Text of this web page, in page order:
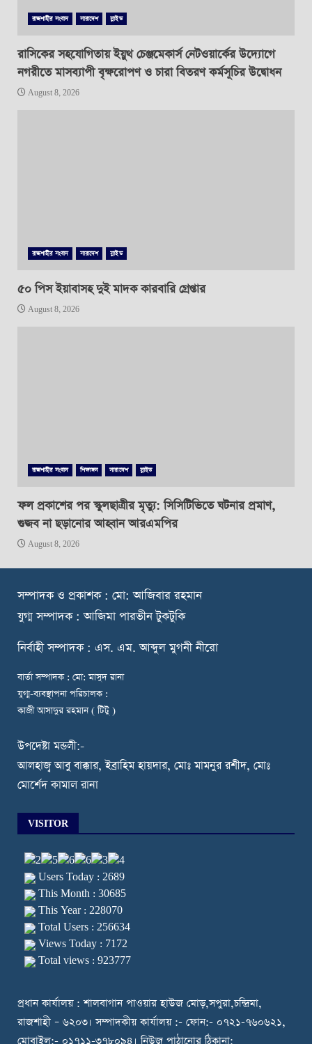
রাজশাহীর সংবাদ সারাদেশ স্লাইড
রাসিকের সহযোগিতায় ইয়ুথ চেঞ্জমেকার্স নেটওয়ার্কের উদ্যোগে
নগরীতে মাসব্যাপী বৃক্ষরোপণ ও চারা বিতরণ কর্মসূচির উদ্বোধন
August 8, 2026
রাজশাহীর সংবাদ সারাদেশ স্লাইড
৫০ পিস ইয়াবাসহ দুই মাদক কারবারি গ্রেপ্তার
August 8, 2026
রাজশাহীর সংবাদ শিক্ষাঙ্গন সারাদেশ স্লাইড
ফল প্রকাশের পর স্কুলছাত্রীর মৃত্যু: সিসিটিভিতে ঘটনার প্রমাণ,
গুজব না ছড়ানোর আহ্বান আরএমপির
August 8, 2026
সম্পাদক ও প্রকাশক : মো: আজিবার রহমান
যুগ্ম সম্পাদক : আজিমা পারভীন টুকটুকি
নির্বাহী সম্পাদক : এস. এম. আব্দুল মুগনী নীরো
বার্তা সম্পাদক : মো: মাসুদ রানা
যুগ্ম-ব্যবস্থাপনা পরিচালক :
কাজী আসাদুর রহমান ( টিটু )
উপদেষ্টা মন্ডলী:-
আলহাজ্ব আবু বাক্কার, ইব্রাহিম হায়দার, মোঃ মামনুর রশীদ, মোঃ
মোর্শেদ কামাল রানা
VISITOR
Users Today : 2689
This Month : 30685
This Year : 228070
Total Users : 256634
Views Today : 7172
Total views : 923777
প্রধান কার্যালয় : শালবাগান পাওয়ার হাউজ মোড়,সপুরা,চন্দ্রিমা,
রাজশাহী – ৬২০৩। সম্পাদকীয় কার্যালয় :- ফোন:- ০৭২১-৭৬০৬২১,
মোবাইল:- ০১৭১১-৩৭৮০৯৪। নিউজ পাঠানোর ঠিকানা: